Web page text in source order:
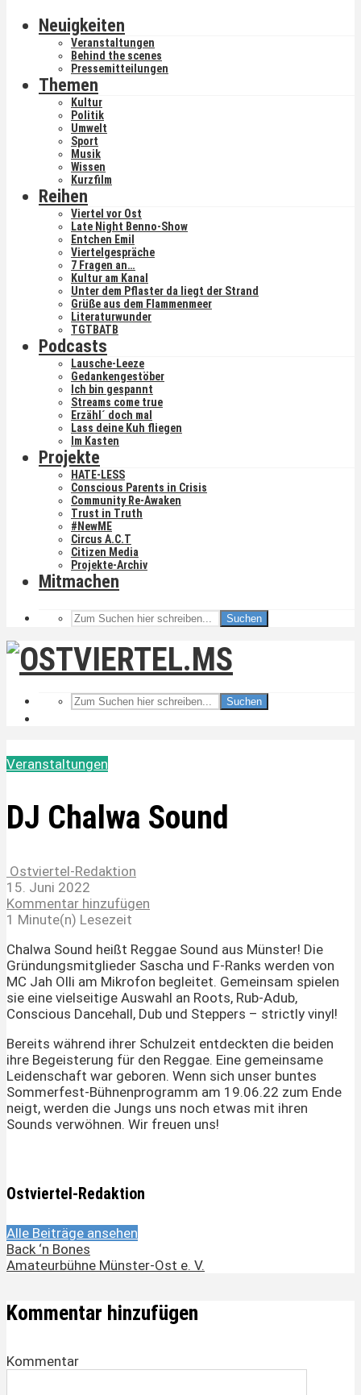
Neuigkeiten
Veranstaltungen
Behind the scenes
Pressemitteilungen
Themen
Kultur
Politik
Umwelt
Sport
Musik
Wissen
Kurzfilm
Reihen
Viertel vor Ost
Late Night Benno-Show
Entchen Emil
Viertelgespräche
7 Fragen an…
Kultur am Kanal
Unter dem Pflaster da liegt der Strand
Grüße aus dem Flammenmeer
Literaturwunder
TGTBATB
Podcasts
Lausche-Leeze
Gedankengestöber
Ich bin gespannt
Streams come true
Erzähl´ doch mal
Lass deine Kuh fliegen
Im Kasten
Projekte
HATE-LESS
Conscious Parents in Crisis
Community Re-Awaken
Trust in Truth
#NewME
Circus A.C.T
Citizen Media
Projekte-Archiv
Mitmachen
Suchen
Suchen
Veranstaltungen
DJ Chalwa Sound
Ostviertel-Redaktion
15. Juni 2022
Kommentar hinzufügen
1 Minute(n) Lesezeit
Chalwa Sound heißt Reggae Sound aus Münster! Die
Gründungsmitglieder Sascha und F-Ranks werden von
MC Jah Olli am Mikrofon begleitet. Gemeinsam spielen
sie eine vielseitige Auswahl an Roots, Rub-Adub,
Conscious Dancehall, Dub und Steppers – strictly vinyl!
Bereits während ihrer Schulzeit entdeckten die beiden
ihre Begeisterung für den Reggae. Eine gemeinsame
Leidenschaft war geboren. Wenn sich unser buntes
Sommerfest-Bühnenprogramm am 19.06.22 zum Ende
neigt, werden die Jungs uns noch etwas mit ihren
Sounds verwöhnen. Wir freuen uns!
Ostviertel-Redaktion
Alle Beiträge ansehen
Back ‘n Bones
Amateurbühne Münster-Ost e. V.
Kommentar hinzufügen
Kommentar